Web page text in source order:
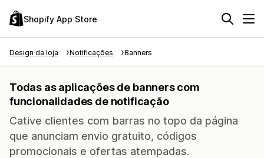
Shopify App Store
Design da loja Notificações Banners
Todas as aplicações de banners com
funcionalidades de notificação
Cative clientes com barras no topo da página
que anunciam envio gratuito, códigos
promocionais e ofertas atempadas.